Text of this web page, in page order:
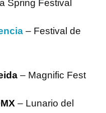
Spring Festival
– Festival de
– Magnific Fest
– Lunario del